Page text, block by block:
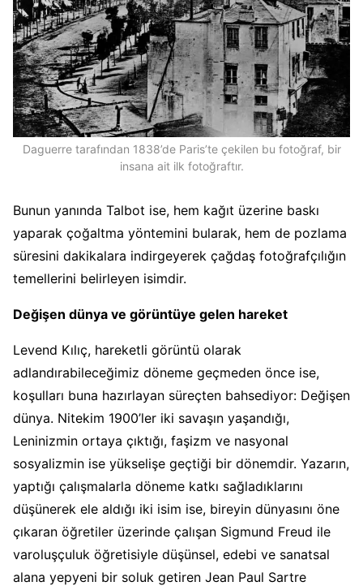
Daguerre tarafından 1838’de Paris’te çekilen bu fotoğraf, bir
insana ait ilk fotoğraftır.
Bunun yanında Talbot ise, hem kağıt üzerine baskı
yaparak çoğaltma yöntemini bularak, hem de pozlama
süresini dakikalara indirgeyerek çağdaş fotoğrafçılığın
temellerini belirleyen isimdir.
Değişen dünya ve görüntüye gelen hareket
Levend Kılıç, hareketli görüntü olarak
adlandırabileceğimiz döneme geçmeden önce ise,
koşulları buna hazırlayan süreçten bahsediyor: Değişen
dünya. Nitekim 1900’ler iki savaşın yaşandığı,
Leninizmin ortaya çıktığı, faşizm ve nasyonal
sosyalizmin ise yükselişe geçtiği bir dönemdir. Yazarın,
yaptığı çalışmalarla döneme katkı sağladıklarını
düşünerek ele aldığı iki isim ise, bireyin dünyasını öne
çıkaran öğretiler üzerinde çalışan Sigmund Freud ile
varoluşçuluk öğretisiyle düşünsel, edebi ve sanatsal
alana yepyeni bir soluk getiren Jean Paul Sartre